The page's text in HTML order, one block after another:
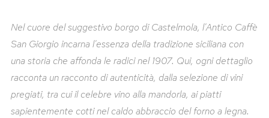
Nel cuore del suggestivo borgo di Castelmola, l'Antico Caffè
San Giorgio incarna l'essenza della tradizione siciliana con
una storia che affonda le radici nel 1907. Qui, ogni dettaglio
racconta un racconto di autenticità, dalla selezione di vini
pregiati, tra cui il celebre vino alla mandorla, ai piatti
sapientemente cotti nel caldo abbraccio del forno a legna.